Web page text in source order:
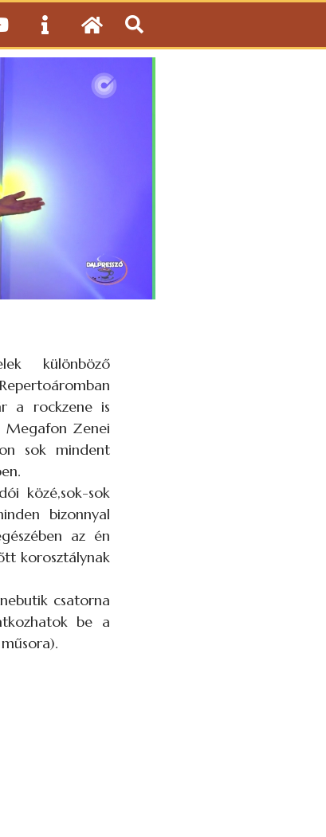
különböző
a rockzene is
Megafon Zenei
sok mindent
közé,sok-sok
bizonnyal
az én
korosztálynak
csatorna
be a